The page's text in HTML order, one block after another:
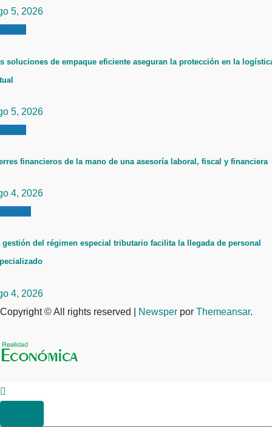
5, 2026
soluciones de empaque eficiente aseguran la protección en la
5, 2026
financieros de la mano de una asesoría laboral, fiscal y financiera
4, 2026
gestión del régimen especial tributario facilita la llegada de personal
4, 2026
Copyright © All rights reserved
Newsper por Themeansar.